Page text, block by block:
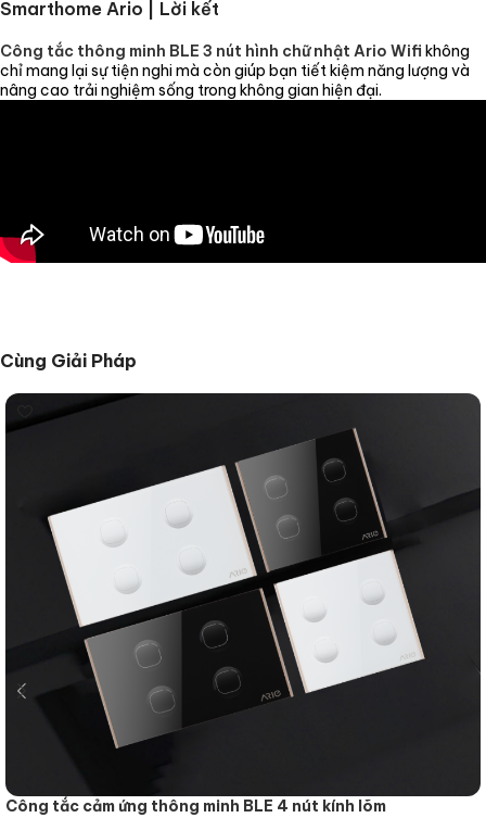
Smarthome Ario | Lời kết
Công tắc thông minh BLE 3 nút hình chữ nhật Ario Wifi không
chỉ mang lại sự tiện nghi mà còn giúp bạn tiết kiệm năng lượng và
nâng cao trải nghiệm sống trong không gian hiện đại.
Cùng Giải Pháp
Công tắc cảm ứng thông minh BLE 4 nút kính lõm